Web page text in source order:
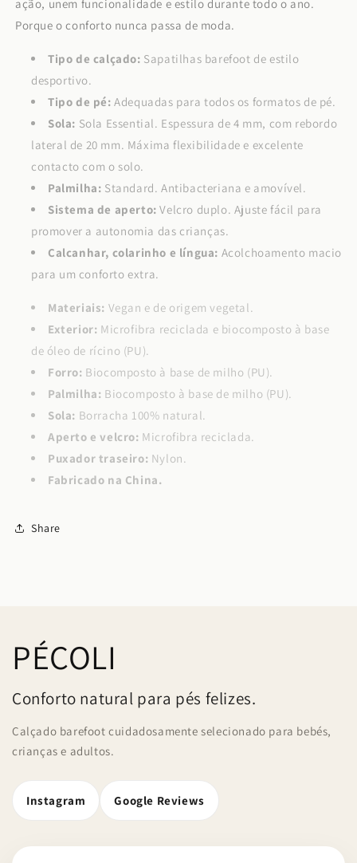
ação, unem funcionalidade e estilo durante todo o ano.
Porque o conforto nunca passa de moda.
Tipo de calçado: Sapatilhas barefoot de estilo
desportivo.
Tipo de pé: Adequadas para todos os formatos de pé.
Sola: Sola Essential. Espessura de 4 mm, com rebordo
lateral de 20 mm. Máxima flexibilidade e excelente
contacto com o solo.
Palmilha: Standard. Antibacteriana e amovível.
Sistema de aperto: Velcro duplo. Ajuste fácil para
promover a autonomia das crianças.
Calcanhar, colarinho e língua: Acolchoamento macio
para um conforto extra.
Materiais: Vegan e de origem vegetal.
Exterior: Microfibra reciclada e biocomposto à base
de óleo de rícino (PU).
Forro: Biocomposto à base de milho (PU).
Palmilha: Biocomposto à base de milho (PU).
Sola: Borracha 100% natural.
Aperto e velcro: Microfibra reciclada.
Puxador traseiro: Nylon.
Fabricado na China.
Share
PÉCOLI
Conforto natural para pés felizes.
Calçado barefoot cuidadosamente selecionado para bebés,
crianças e adultos.
Instagram Google Reviews